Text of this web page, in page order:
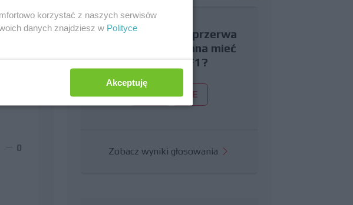
0
Czy uważasz, że przerwa
wakacyjna powinna mieć
miejsce w F1?
TAK NIE
Zobacz wyniki głosowania
korzystać z naszych serwisów
danych znajdziesz w Polityce
Akceptuję